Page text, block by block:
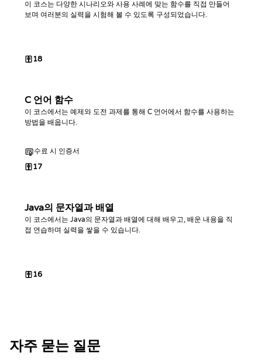
이 코스는 다양한 시나리오와 사용 사례에 맞는 함수를 직접 만들어
보며 여러분의 실력을 시험해 볼 수 있도록 구성되었습니다.
18
C 언어 함수
이 코스에서는 예제와 도전 과제를 통해 C 언어에서 함수를 사용하는
방법을 배웁니다.
수료 시 인증서
17
Java의 문자열과 배열
이 코스에서는 Java의 문자열과 배열에 대해 배우고, 배운 내용을 직
접 연습하며 실력을 쌓을 수 있습니다.
16
자주 묻는 질문